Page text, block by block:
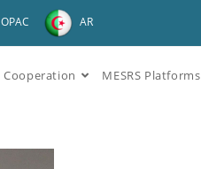
OPAC AR
Cooperation MESRS Platforms